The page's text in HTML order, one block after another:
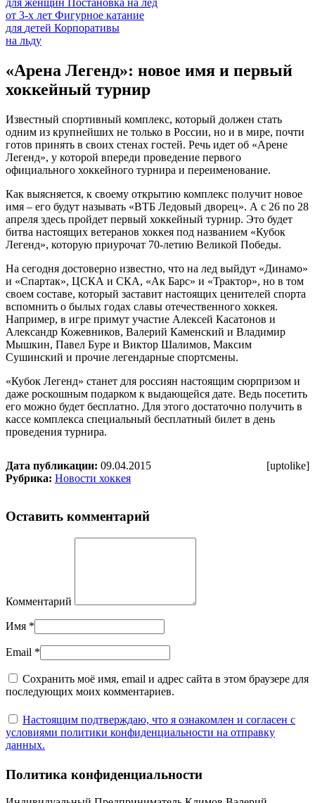
для женщин Постановка на лед
от 3-х лет Фигурное катание
для детей Корпоративы
на льду
«Арена Легенд»: новое имя и первый
хоккейный турнир
Известный спортивный комплекс, который должен стать
одним из крупнейших не только в России, но и в мире, почти
готов принять в своих стенах гостей. Речь идет об «Арене
Легенд», у которой впереди проведение первого
официального хоккейного турнира и переименование.
Как выясняется, к своему открытию комплекс получит новое
имя – его будут называть «ВТБ Ледовый дворец». А с 26 по 28
апреля здесь пройдет первый хоккейный турнир. Это будет
битва настоящих ветеранов хоккея под названием «Кубок
Легенд», которую приурочат 70-летию Великой Победы.
На сегодня достоверно известно, что на лед выйдут «Динамо»
и «Спартак», ЦСКА и СКА, «Ак Барс» и «Трактор», но в том
своем составе, который заставит настоящих ценителей спорта
вспомнить о былых годах славы отечественного хоккея.
Например, в игре примут участие Алексей Касатонов и
Александр Кожевников, Валерий Каменский и Владимир
Мышкин, Павел Буре и Виктор Шалимов, Максим
Сушинский и прочие легендарные спортсмены.
«Кубок Легенд» станет для россиян настоящим сюрпризом и
даже роскошным подарком к выдающейся дате. Ведь посетить
его можно будет бесплатно. Для этого достаточно получить в
кассе комплекса специальный бесплатный билет в день
проведения турнира.
Дата публикации: 09.04.2015
Рубрика: Новости хоккея
[uptolike]
Оставить комментарий
Комментарий
Имя *
Email *
Сохранить моё имя, email и адрес сайта в этом браузере для
последующих моих комментариев.
Настоящим подтверждаю, что я ознакомлен и согласен с
условиями политики конфиденциальности на отправку
данных.
Политика конфиденциальности